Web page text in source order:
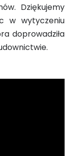
Dziękujemy
w wytyczeniu
doprowadziła